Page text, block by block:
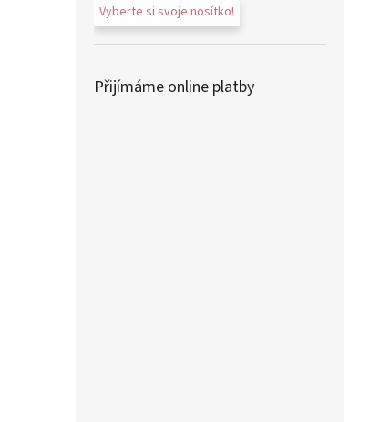
Vyberte si svoje nosítko!
Přijímáme online platby